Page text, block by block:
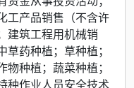
工产品销售（不含许
建筑工程用机械销
药种植；草种植；
种植；蔬菜种植；
种作业人员安全技术